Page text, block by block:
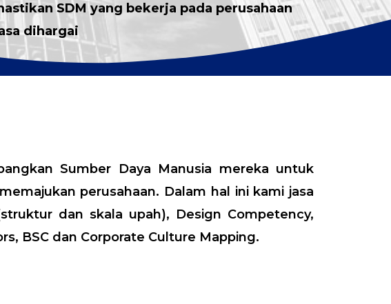
SDM yang bekerja pada perusahaan
dihargai
Sumber Daya Manusia mereka untuk
perusahaan. Dalam hal ini kami jasa
dan skala upah), Design Competency,
BSC dan Corporate Culture Mapping.